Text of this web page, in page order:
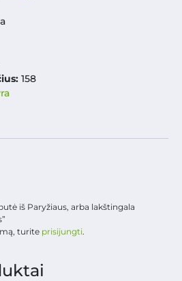
158
iš Paryžiaus, arba lakštingala
turite prisijungti.